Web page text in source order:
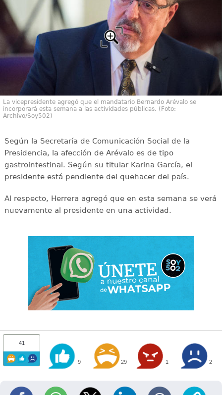
La vicepresidente agregó que el mandatario Bernardo Arévalo se
incorporará esta semana a las actividades públicas. (Foto:
Archivo/Soy502)
Según la Secretaría de Comunicación Social de la
Presidencia, la afección de Arévalo es de tipo
gastrointestinal. Según su titular Karina García, el
presidente está pendiente del quehacer del país.
Al respecto, Herrera agregó que en esta semana se verá
nuevamente al presidente en una actividad.
41
9 29 1 2